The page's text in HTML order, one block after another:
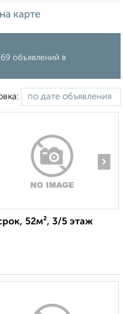
карте
объявлений в
›
52м², 3/5 этаж